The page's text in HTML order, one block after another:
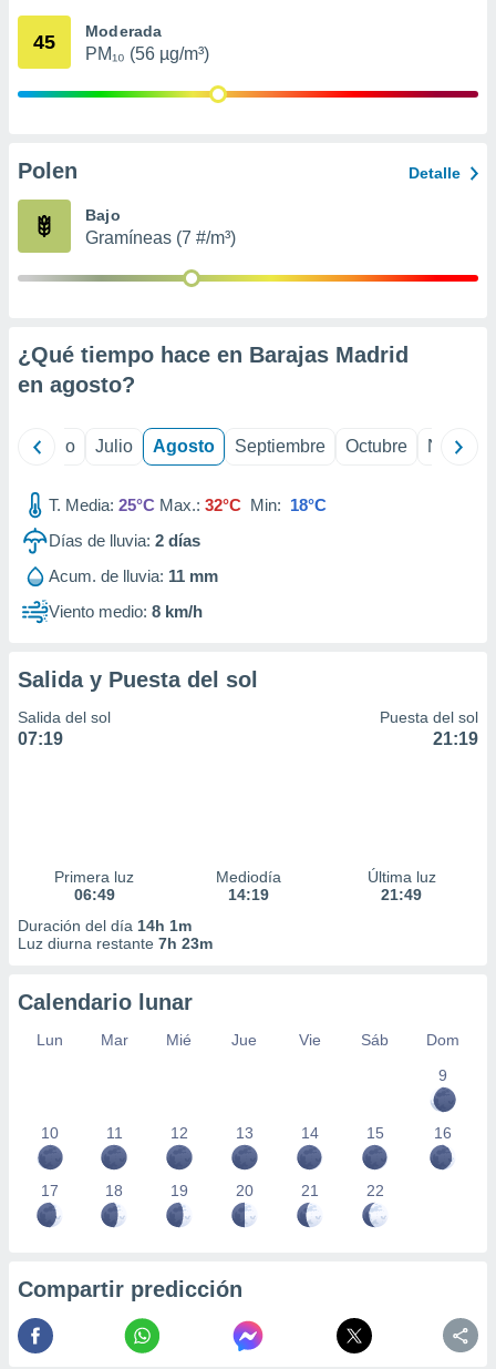
mediante
publicidad
de
45 Moderada
PM₁₀ (56 µg/m³)
Polen Detalle
Bajo
Gramíneas (7 #/m³)
¿Qué tiempo hace en Barajas Madrid
en agosto?
Junio Julio Agosto Septiembre Octubre
T. Media: 25°C Max.: 32°C Min: 18°C
Días de lluvia: 2 días
Acum. de lluvia: 11 mm
Viento medio: 8 km/h
Salida y Puesta del sol
Salida del sol
07:19
Puesta del sol
21:19
Primera luz
06:49
Mediodía
14:19
Última luz
21:49
Duración del día 14h 1m
Luz diurna restante 7h 23m
Calendario lunar
Lun Mar Mié Jue Vie Sáb
Dom
9
10 11 12 13 14 15 16
17 18 19 20 21 22
Compartir predicción